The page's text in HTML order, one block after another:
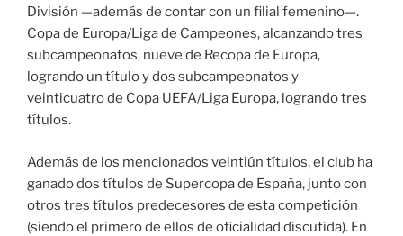
División —además de contar con un filial femenino—.
Copa de Europa/Liga de Campeones, alcanzando tres
subcampeonatos, nueve de Recopa de Europa,
logrando un título y dos subcampeonatos y
veinticuatro de Copa UEFA/Liga Europa, logrando tres
títulos.
Además de los mencionados veintiún títulos, el club ha
ganado dos títulos de Supercopa de España, junto con
otros tres títulos predecesores de esta competición
(siendo el primero de ellos de oficialidad discutida). En